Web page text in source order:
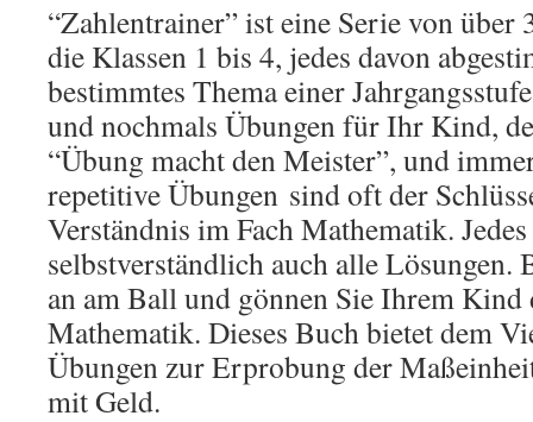
“Zahlentrainer” ist eine Serie von
die Klassen 1 bis 4, jedes davon
bestimmtes Thema einer
und nochmals Übungen für Ihr Kind,
“Übung macht den Meister”, und
repetitive Übungen sind oft der
Verständnis im Fach Mathematik.
selbstverständlich auch alle Lösungen.
an am Ball und gönnen Sie Ihrem
Mathematik. Dieses Buch bietet dem
Übungen zur Erprobung der
mit Geld.